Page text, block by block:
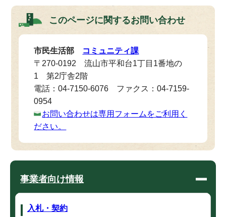
このページに関するお問い合わせ
市民生活部 コミュニティ課
〒270-0192 流山市平和台1丁目1番地の
1 第2庁舎2階
電話：04-7150-6076 ファクス：04-7159-
0954
お問い合わせは専用フォームをご利用く
ださい。
事業者向け情報
入札・契約